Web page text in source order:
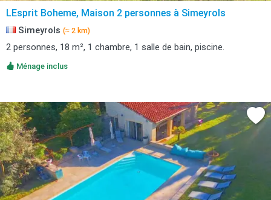
LEsprit Boheme, Maison 2 personnes à Simeyrols
Simeyrols (≈ 2 km)
2 personnes, 18 m², 1 chambre, 1 salle de bain, piscine.
Ménage inclus